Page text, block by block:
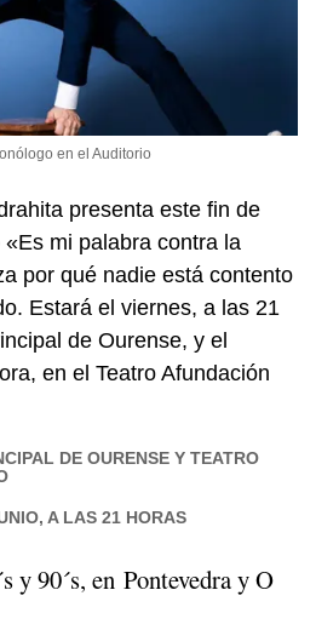
en el Auditorio
presenta este fin de
mi palabra contra la
por qué nadie está contento
Estará el viernes, a las 21
de Ourense, y el
en el Teatro Afundación
DE OURENSE Y TEATRO
A LAS 21 HORAS
y 90´s, en Pontevedra y O